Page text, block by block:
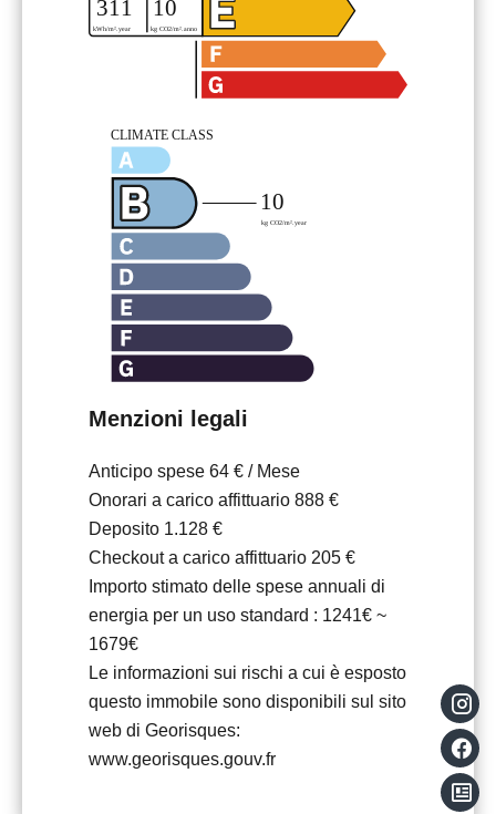
Menzioni legali
Anticipo spese 64 € / Mese
Onorari a carico affittuario 888 €
Deposito 1.128 €
Checkout a carico affittuario 205 €
Importo stimato delle spese annuali di
energia per un uso standard : 1241€ ~
1679€
Le informazioni sui rischi a cui è esposto
questo immobile sono disponibili sul sito
web di Georisques:
www.georisques.gouv.fr